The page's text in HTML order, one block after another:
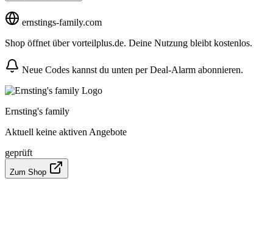
ernstings-family.com
Shop öffnet über vorteilplus.de. Deine Nutzung bleibt kostenlos.
Neue Codes kannst du unten per Deal-Alarm abonnieren.
Ernsting's family
Aktuell keine aktiven Angebote
geprüft
Zum Shop